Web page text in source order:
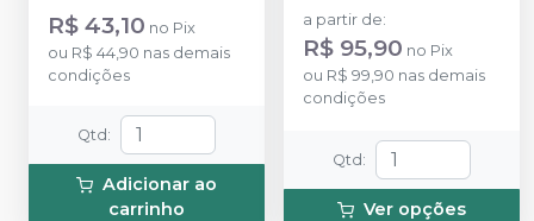
R$ 43,10 no Pix
ou R$ 44,90 nas demais
condições
Qtd :
Adicionar ao
carrinho
Pequena + 1 Sterilys Perio
+ 1 Bandeja média.
a partir de:
R$ 95,90 no Pix
ou R$ 99,90 nas demais
condições
Qtd :
Ver opções